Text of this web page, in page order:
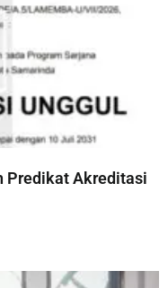
Predikat Akreditasi